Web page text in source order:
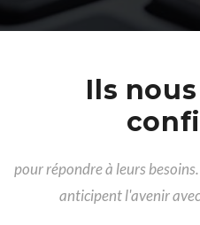
Ils
pour répondre à leurs
anticipent l'avenir